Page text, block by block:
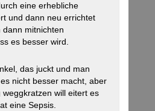
eine erhebliche
und dann neu errichtet
mitnichten
es besser wird.
das juckt und man
nicht besser macht, aber
will eitert es
eine Sepsis.